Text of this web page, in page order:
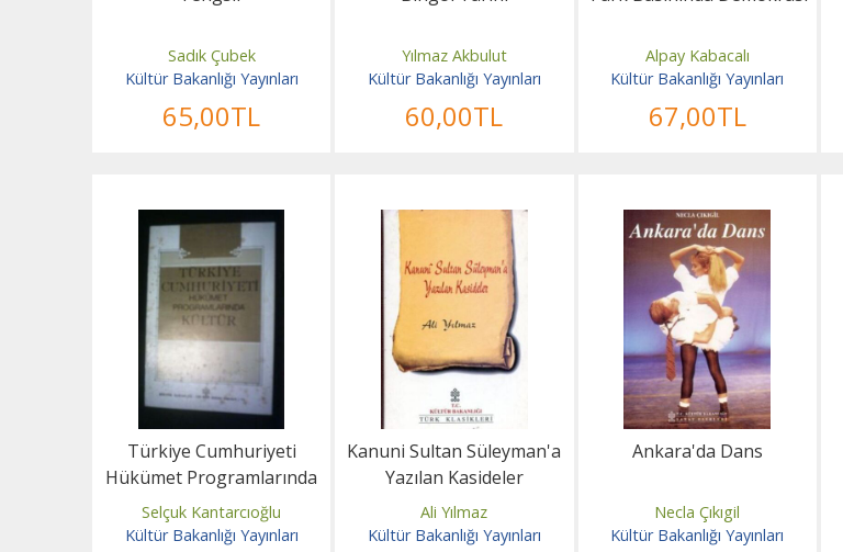
Sadık Çubek
Kültür Bakanlığı Yayınları
65,00TL
Yılmaz Akbulut
Kültür Bakanlığı Yayınları
60,00TL
Alpay Kabacalı
Kültür Bakanlığı Yayınları
67,00TL
Türkiye Cumhuriyeti
Hükümet Programlarında
Kültür
Selçuk Kantarcıoğlu
Kültür Bakanlığı Yayınları
Kanuni Sultan Süleyman'a
Yazılan Kasideler
Ali Yılmaz
Kültür Bakanlığı Yayınları
Ankara'da Dans
Necla Çıkıgil
Kültür Bakanlığı Yayınları